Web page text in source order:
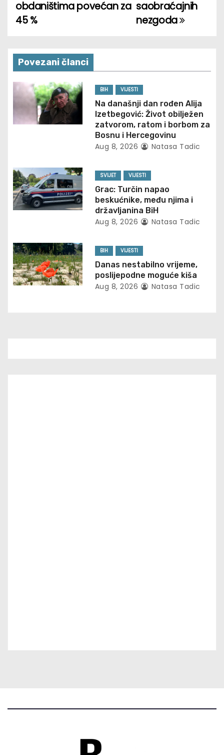
s
n
a
v
i
a
t
i
n
saobraćajnih
nezgoda
obdaništima povećan za
45 %
Povezani članci
BIH VIJESTI
Na današnji dan rođen Alija
Izetbegović: Život obilježen
zatvorom, ratom i borbom za
Bosnu i Hercegovinu
Aug 8, 2026 Natasa Tadic
SVIJET VIJESTI
Grac: Turčin napao
beskućnike, među njima i
državljanina BiH
Aug 8, 2026 Natasa Tadic
BIH VIJESTI
Danas nestabilno vrijeme,
poslijepodne moguće kiša
Aug 8, 2026 Natasa Tadic